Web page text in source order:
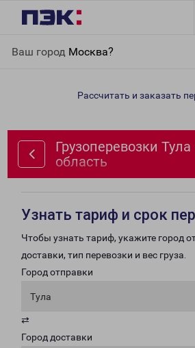
Ваш город Москва?
область
Рассчитать и заказать
Грузоперевозки
область
Узнать тариф и срок
Чтобы узнать тариф, укажите город
доставки, тип перевозки и вес груза.
Город отправки
Тула
⇄
Город доставки